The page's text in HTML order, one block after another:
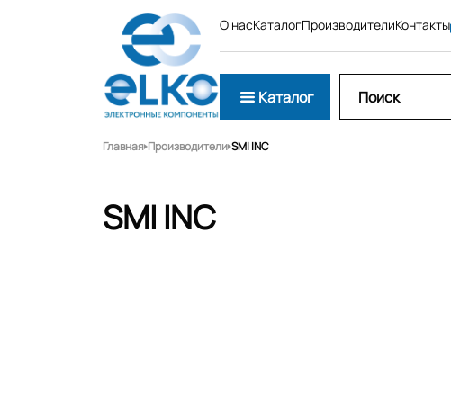
О насКаталогПроизводителиКонтакты
Каталог
Главная Производители SMI INC
SMI INC